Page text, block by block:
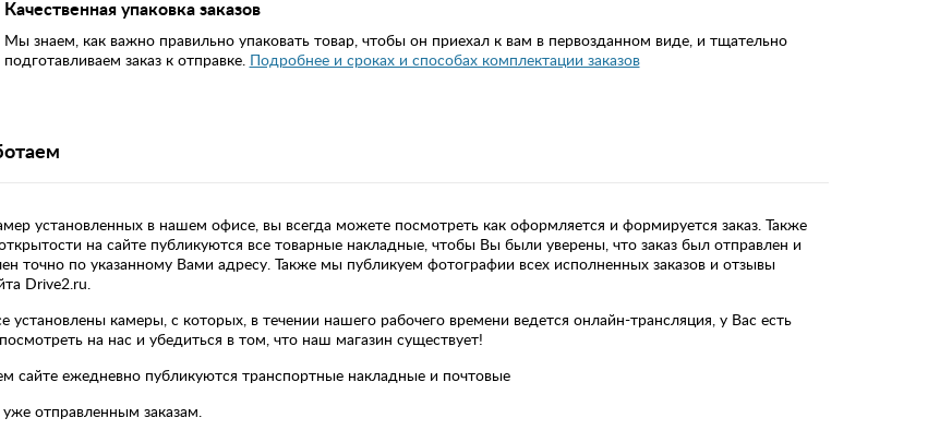
Качественная упаковка заказов
Мы знаем, как важно правильно упаковать товар, чтобы он приехал к вам в первозданном виде, и тщательно
подготавливаем заказ к отправке.
Подробнее и сроках и способах комплектации заказов
установленных в нашем офисе, вы всегда можете посмотреть как оформляется и формируется заказ. Также
на сайте публикуются все товарные накладные, чтобы Вы были уверены, что заказ был отправлен и
точно по указанному Вами адресу. Также мы публикуем фотографии всех исполненных заказов и отзывы
Drive2.ru.
установлены камеры, с которых, в течении нашего рабочего времени ведется онлайн-трансляция, у Вас есть
на нас и убедиться в том, что наш магазин существует!
сайте ежедневно публикуются транспортные накладные и почтовые
уже отправленным заказам.